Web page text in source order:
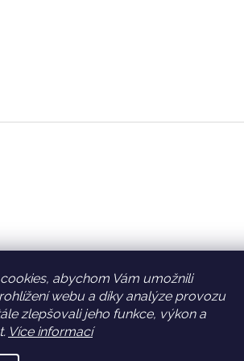
abychom Vám umožnili
webu a díky analýze provozu
zlepšovali jeho funkce, výkon a
Více informací
Facebook Věrnostní slevy